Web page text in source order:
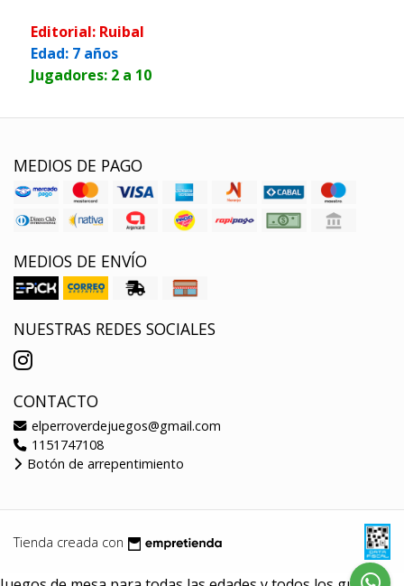
Editorial: Ruibal
Edad: 7 años
Jugadores: 2 a 10
MEDIOS DE PAGO
MEDIOS DE ENVÍO
NUESTRAS REDES SOCIALES
CONTACTO
elperroverdejuegos@gmail.com
1151747108
Botón de arrepentimiento
Tienda creada con